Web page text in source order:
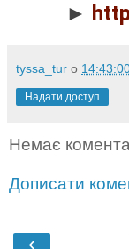
►
tyssa_tur о
Надати доступ
Немає
Дописати
‹